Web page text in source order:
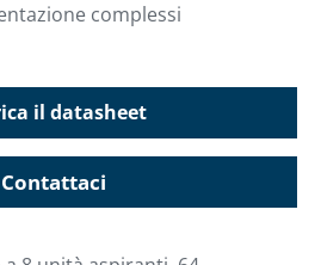
complessi
il datasheet
Contattaci